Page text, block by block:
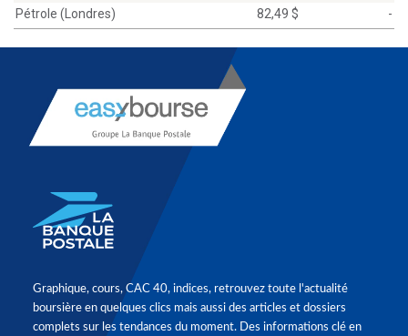
Pétrole (Londres)
82,49 $ -
Graphique, cours, CAC 40, indices, retrouvez toute l'actualité
boursière en quelques clics mais aussi des articles et dossiers
complets sur les tendances du moment. Des informations clé en